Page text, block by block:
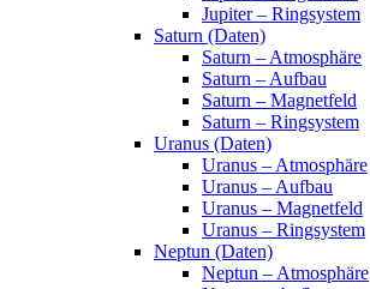
Jupiter – Ringsystem
Saturn (Daten)
Saturn – Atmosphäre
Saturn – Aufbau
Saturn – Magnetfeld
Saturn – Ringsystem
Uranus (Daten)
Uranus – Atmosphäre
Uranus – Aufbau
Uranus – Magnetfeld
Uranus – Ringsystem
Neptun (Daten)
Neptun – Atmosphäre